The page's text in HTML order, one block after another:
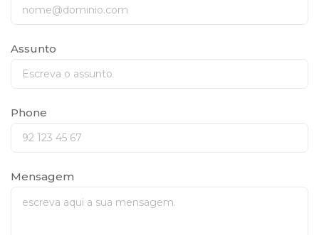
Assunto
Phone
Mensagem